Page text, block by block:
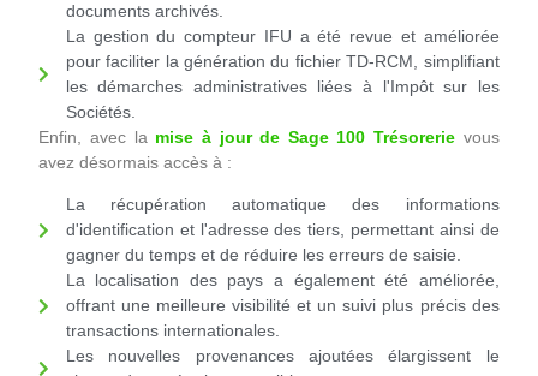
documents archivés.
La gestion du compteur IFU a été revue et améliorée
pour faciliter la génération du fichier TD-RCM, simplifiant
les démarches administratives liées à l'Impôt sur les
Sociétés.
Enfin, avec la mise à jour de Sage 100 Trésorerie vous
avez désormais accès à :
La récupération automatique des informations
d'identification et l'adresse des tiers, permettant ainsi de
gagner du temps et de réduire les erreurs de saisie.
La localisation des pays a également été améliorée,
offrant une meilleure visibilité et un suivi plus précis des
transactions internationales.
Les nouvelles provenances ajoutées élargissent le